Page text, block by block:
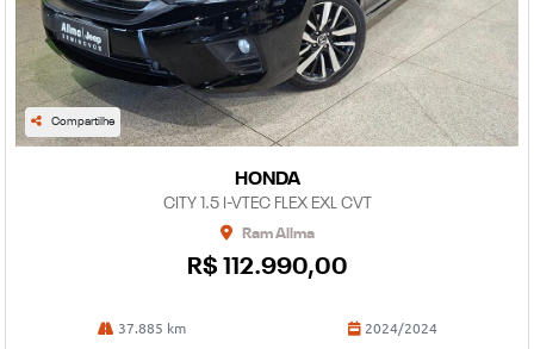
Compartilhe
HONDA
CITY 1.5 I-VTEC FLEX EXL CVT
Ram Allma
R$ 112.990,00
37.885 km 2024/2024